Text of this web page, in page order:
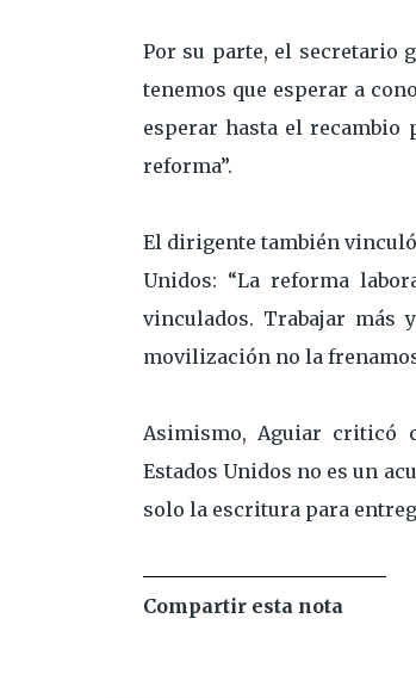
Por su parte, el secretario
tenemos que esperar a
esperar hasta el recambio
reforma”.
El dirigente también
Unidos: “La reforma
vinculados. Trabajar más
movilización no la
Asimismo, Aguiar criticó
Estados Unidos no es un
solo la escritura para
Compartir esta nota